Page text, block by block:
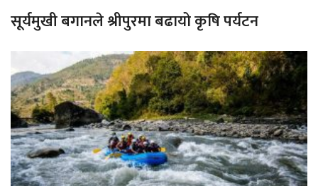
सूर्यमुखी बगानले श्रीपुरमा बढायो कृषि पर्यटन